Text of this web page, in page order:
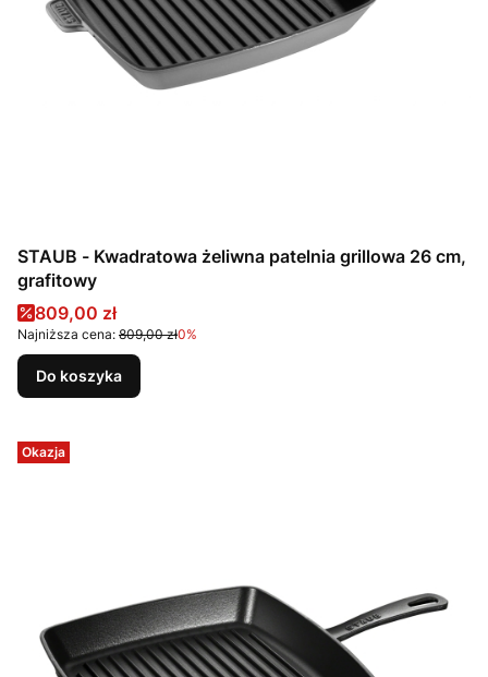
STAUB - Kwadratowa żeliwna patelnia grillowa 26 cm,
grafitowy
Cena promocyjna
809,00 zł
Najniższa cena: 809,00 zł0%
Do koszyka
Okazja